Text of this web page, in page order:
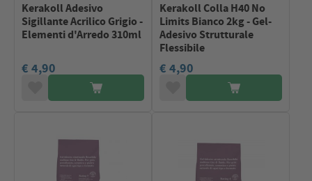
Kerakoll Adesivo
Sigillante Acrilico Grigio -
Elementi d'Arredo 310ml
€ 4,90
Kerakoll Colla H40 No
Limits Bianco 2kg - Gel-
Adesivo Strutturale
Flessibile
€ 4,90